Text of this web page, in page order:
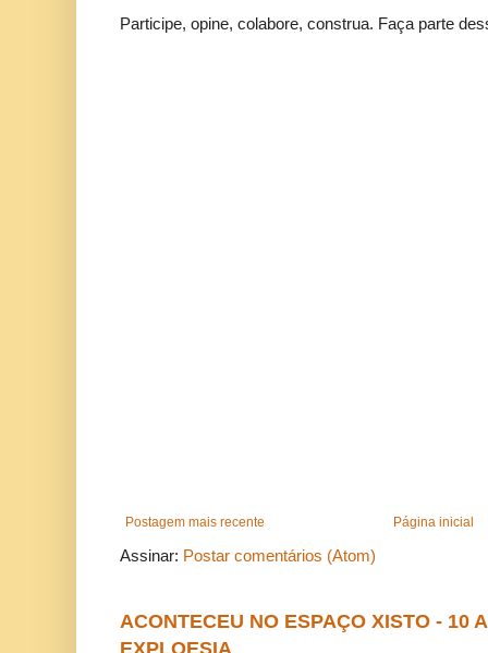
Participe, opine, colabore, construa. Faça parte
Postagem mais recente Página inicial
Assinar: Postar comentários (Atom)
ACONTECEU NO ESPAÇO XISTO - 10